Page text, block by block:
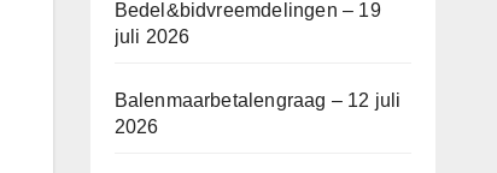
Bedel&bidvreemdelingen – 19
juli 2026
Balenmaarbetalengraag – 12 juli
2026